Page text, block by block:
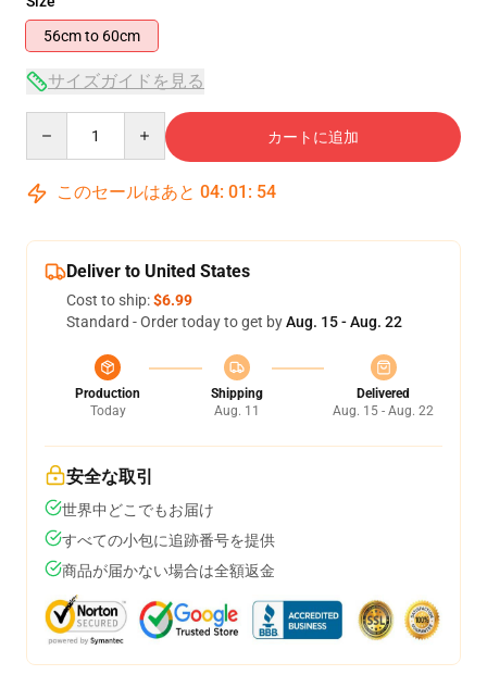
56cm to 60cm
サイズガイドを見る
カートに追加
このセールはあと 04: 01 : 53
Deliver to United States
Cost to ship:$6.99
Standard - Order today to get byAug. 15 - Aug. 22
Production
Today
Shipping
Aug. 11
Delivered
Aug. 15 - Aug. 22
安全な取引
世界中どこでもお届け
すべての小包に追跡番号を提供
商品が届かない場合は全額返金